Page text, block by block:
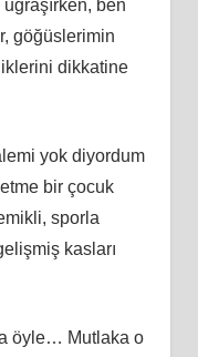
ben
göğüslerimin
dikkatine
yok diyordum
bir çocuk
sporla
kasları
öyle… Mutlaka o